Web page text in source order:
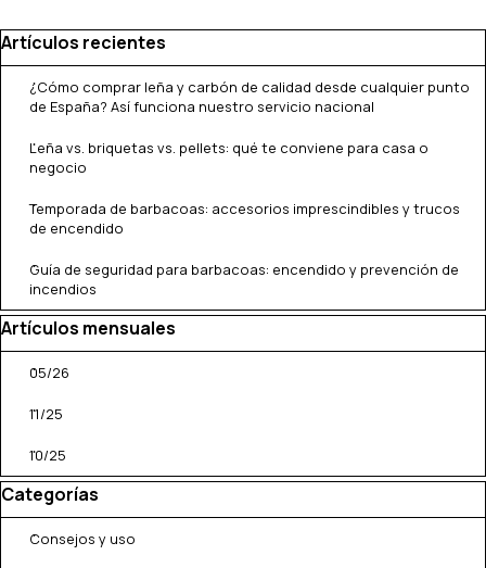
Saltar el bloque Artículos recientes
Artículos recientes
¿Cómo comprar leña y carbón de calidad desde cualquier punto
de España? Así funciona nuestro servicio nacional
Leña vs. briquetas vs. pellets: qué te conviene para casa o
negocio
Temporada de barbacoas: accesorios imprescindibles y trucos
de encendido
Guía de seguridad para barbacoas: encendido y prevención de
incendios
Saltar el bloque Artículos mensuales
Artículos mensuales
05/26
11/25
10/25
Saltar el bloque Categorías
Categorías
Consejos y uso